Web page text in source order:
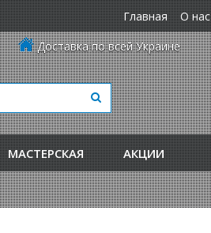
Главная О нас
Доставка по всей Украине
МАСТЕРСКАЯ АКЦИИ